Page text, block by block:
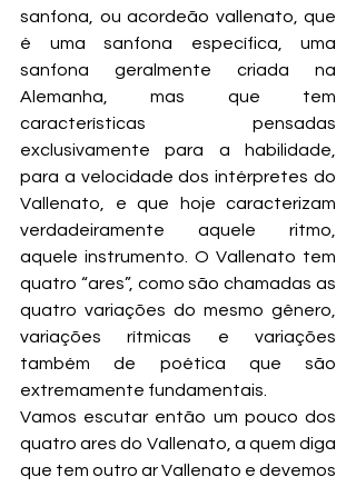
sanfona, ou acordeão vallenato, que
é uma sanfona específica, uma
sanfona geralmente criada na
Alemanha, mas que tem
características pensadas
exclusivamente para a habilidade,
para a velocidade dos intérpretes do
Vallenato, e que hoje caracterizam
verdadeiramente aquele ritmo,
aquele instrumento. O Vallenato tem
quatro “ares”, como são chamadas as
quatro variações do mesmo gênero,
variações rítmicas e variações
também de poética que são
extremamente fundamentais.
Vamos escutar então um pouco dos
quatro ares do Vallenato, a quem diga
que tem outro ar Vallenato e devemos